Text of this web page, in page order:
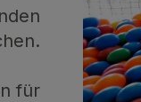
für